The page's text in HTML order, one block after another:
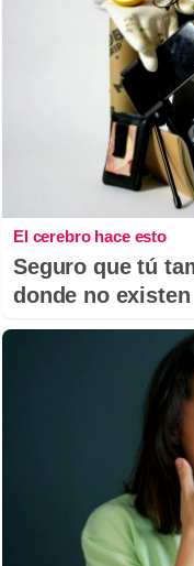
El cerebro hace esto
Seguro que tú
donde no existen